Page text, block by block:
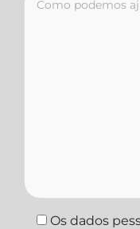
Os dados